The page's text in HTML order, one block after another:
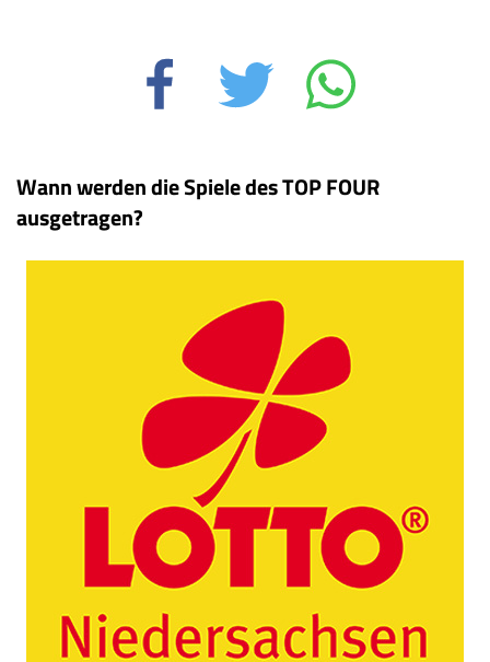
Wann werden die Spiele des TOP FOUR
ausgetragen?